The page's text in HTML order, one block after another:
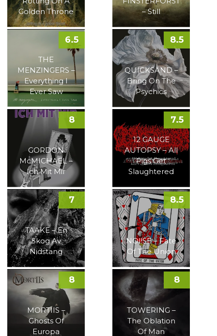
Golden Throne
– Still
THE
MENZINGERS –
Everything I
Ever Saw
6.5
QUICKSAND –
Bring On The
Psychics
8.5
GORDON
McMICHAEL –
Ich Mit Mir
8
12 GAUGE
AUTOPSY – All
Pigs Get
Slaughtered
7.5
TAAKE – En
Skog Av
Nidstang
7
NOI!SE – Fate
Of The Union
8.5
MORTIIS –
Ghosts Of
Europa
8
TOWERING –
The Oblation
Of Man
8